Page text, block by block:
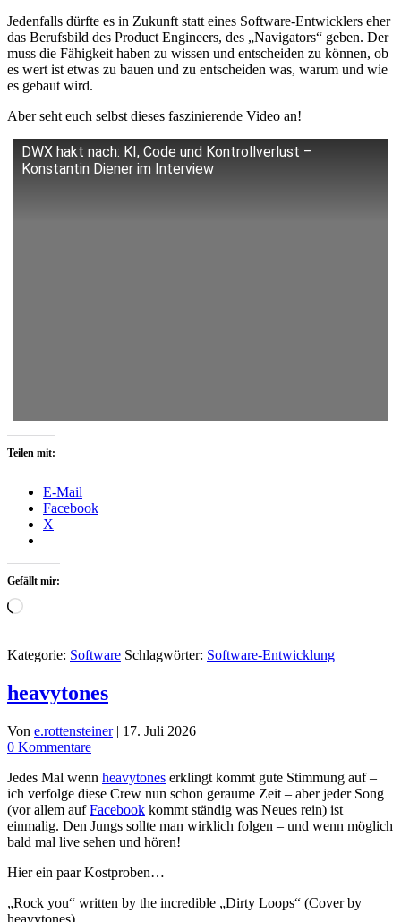
Jedenfalls dürfte es in Zukunft statt eines Software-Entwicklers eher
das Berufsbild des Product Engineers, des „Navigators“ geben. Der
muss die Fähigkeit haben zu wissen und entscheiden zu können, ob
es wert ist etwas zu bauen und zu entscheiden was, warum und wie
es gebaut wird.
Aber seht euch selbst dieses faszinierende Video an!
DWX hakt nach: KI, Code und Kontrollverlust –
Konstantin Diener im Interview
Teilen mit:
E-Mail
Facebook
X
Gefällt mir:
Wird
Kategorie: Software Schlagwörter: Software-Entwicklung
heavytones
Von e.rottensteiner | 17. Juli 2026
0 Kommentare
Jedes Mal wenn heavytones erklingt kommt gute Stimmung auf –
ich verfolge diese Crew nun schon geraume Zeit – aber jeder Song
(vor allem aufFacebook kommt ständig was Neues rein) ist
einmalig. Den Jungs sollte man wirklich folgen – und wenn möglich
bald mal live sehen und hören!
Hier ein paar Kostproben…
„Rock you“ written by the incredible „Dirty Loops“ (Cover by
heavytones)